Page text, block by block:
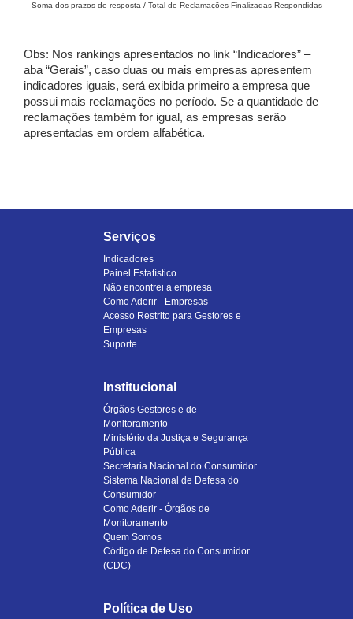
Soma dos prazos de resposta / Total de Reclamações Finalizadas Respondidas
Obs: Nos rankings apresentados no link “Indicadores” –
aba “Gerais”, caso duas ou mais empresas apresentem
indicadores iguais, será exibida primeiro a empresa que
possui mais reclamações no período. Se a quantidade de
reclamações também for igual, as empresas serão
apresentadas em ordem alfabética.
Serviços
Indicadores
Painel Estatístico
Não encontrei a empresa
Como Aderir - Empresas
Acesso Restrito para Gestores e
Empresas
Suporte
Institucional
Órgãos Gestores e de
Monitoramento
Ministério da Justiça e Segurança
Pública
Secretaria Nacional do Consumidor
Sistema Nacional de Defesa do
Consumidor
Como Aderir - Órgãos de
Monitoramento
Quem Somos
Código de Defesa do Consumidor
(CDC)
Política de Uso